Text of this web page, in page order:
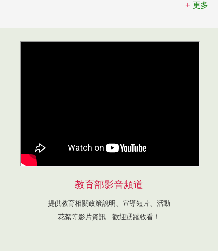
更多
教育部影音頻道
提供教育相關政策說明、宣導短片、活動
花絮等影片資訊，歡迎踴躍收看！